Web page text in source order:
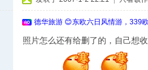
德华旅游 😊东欧六日风情游，339
照片怎么还有给删了的，自己想